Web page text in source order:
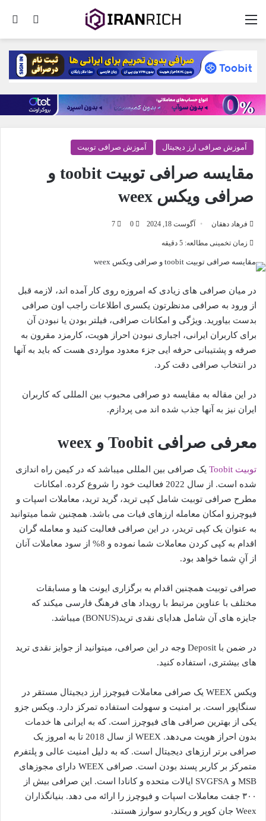
تغییر منو
آموزش صرافی ارز دیجیتال آموزش صرافی توبیت
مقایسه صرافی توبیت toobit و
صرافی ویکس weex
فرهاد دهقان آگوست 18, 2024 0
7
زمان تخمینی مطالعه: 5 دقیقه
در میان صرافی های زیادی که امروزه روی کار آمده اند، لازمه قبل
از ورود به صرافی مدنظرتون یکسری اطلاعات راجب اون صرافی
بدست بیاورید. ویژگی و امکانات صرافی، فیلتر بودن یا نبودن آن
برای کاربران ایرانی، اجباری نبودن احراز هویت، کارمزد مقرون به
صرفه و پشتیبانی حرفه ایی جزء معدود مواردی هست که باید به آنها
در انتخاب صرافی دقت کرد.
در این مقاله به مقایسه دو صرافی محبوب بین المللی که کاربران
ایران نیز به آنها جذب شده اند می پردازم.
معرفی صرافی Toobit و weex
توبیت Toobit
یک صرافی بین المللی میباشد که در کیمن راه اندازی
شده است. از سال 2022 فعالیت خود را شروع کرده. امکانات
مطرح صرافی توبیت شامل کپی ترید، گرید ترید، معاملات اسپات و
فیوچرزو امکان معامله ارزهای فیات می باشد. همچنین شما میتوانید
به عنوان یک کپی تریدر، در این صرافی فعالیت کنید و معامله گران
اقدام به کپی کردن معاملات شما نموده و 8% از سود معاملات آنان
از آنِ شما خواهد بود.
صرافی توبیت همچنین اقدام به برگزاری ایونت ها و مسابقات
مختلف با عناوین مرتبط با رویداد های فرهنگ فارسی میکند که
جایزه های آن شامل هدایای نقدی ترید(BONUS) میباشد.
در ضمن با Deposit وجه در این صرافی، میتوانید از جوایز نقدی ترید
های بیشتری، استفاده کنید.
ویکس WEEX یک صرافی معاملات فیوچرز ارز دیجیتال مستقر در
سنگاپور است. بر امنیت و سهولت استفاده تمرکز دارد. ویکس جزو
یکی از بهترین صرافی های فیوچرز است. که به ایرانی ها خدمات
بدون احراز هویت می‌دهد. WEEX از سال 2018 تا به امروز یک
صرافی برتر ارزهای دیجیتال است. که به دلیل امنیت عالی و پلتفرم
متمرکز بر کاربر پسند بودن است. صرافی WEEX دارای مجوزهای
MSB و SVGFSA ایالات متحده و کانادا است. این صرافی بیش از
۳۰۰ جفت معاملات اسپات و فیوچرز را ارائه می دهد. بنیانگذاران
Weex جان کوپر و ریکاردو سوارز هستند.